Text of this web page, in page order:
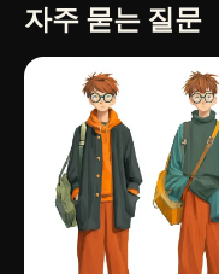
자주 묻는 질문